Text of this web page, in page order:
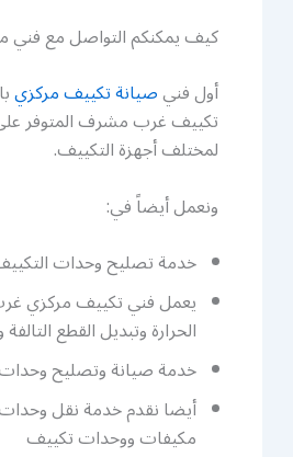
كيف يمكنكم التواصل مع
أول فنيصيانة تكييف مركزي
تكييف غرب مشرف المتوفر
لمختلف أجهزة التكييف.
ونعمل أيضاً في:
خدمة تصليح وحدات التكييف
يعمل فني تكييف مركزي
الحرارة وتبديل القطع
خدمة صيانة وتصليح وحدات
أيضا نقدم خدمة نقل وحدات
مكيفات ووحدات تكييف